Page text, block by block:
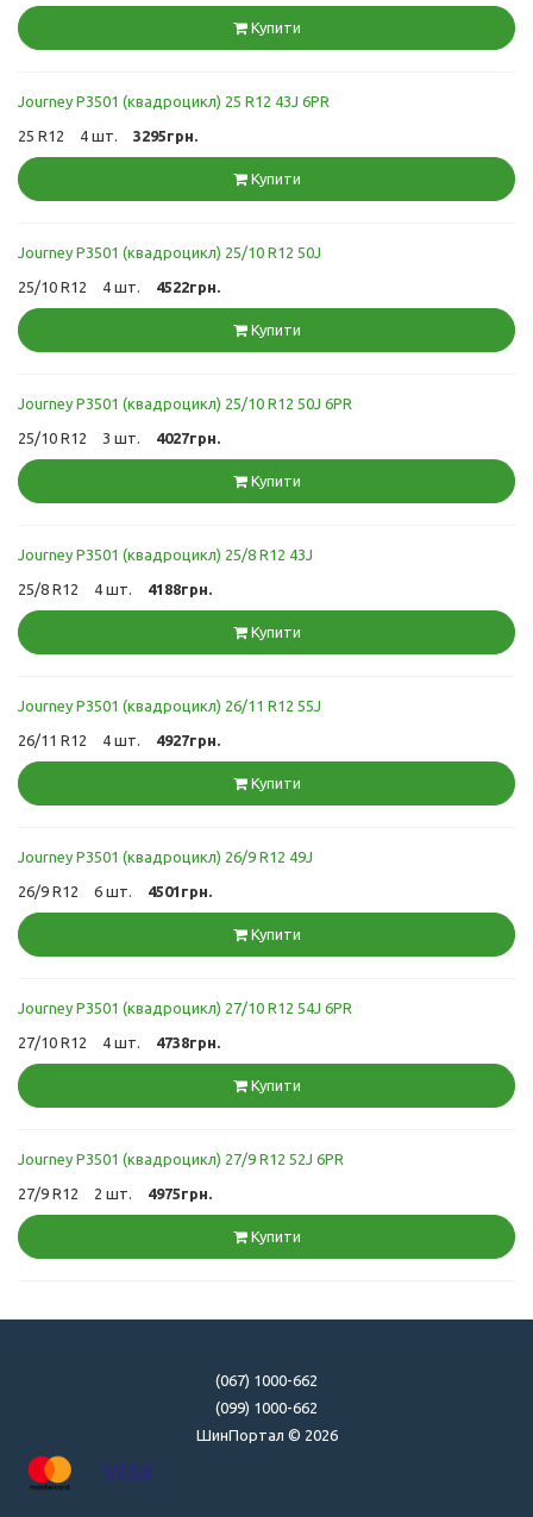
Купити
Journey P3501 (квадроцикл) 25 R12 43J 6PR
25 R12 4 шт. 3295грн.
Купити
Journey P3501 (квадроцикл) 25/10 R12 50J
25/10 R12 4 шт. 4522грн.
Купити
Journey P3501 (квадроцикл) 25/10 R12 50J 6PR
25/10 R12 3 шт. 4027грн.
Купити
Journey P3501 (квадроцикл) 25/8 R12 43J
25/8 R12 4 шт. 4188грн.
Купити
Journey P3501 (квадроцикл) 26/11 R12 55J
26/11 R12 4 шт. 4927грн.
Купити
Journey P3501 (квадроцикл) 26/9 R12 49J
26/9 R12 6 шт. 4501грн.
Купити
Journey P3501 (квадроцикл) 27/10 R12 54J 6PR
27/10 R12 4 шт. 4738грн.
Купити
Journey P3501 (квадроцикл) 27/9 R12 52J 6PR
27/9 R12 2 шт. 4975грн.
Купити
(067) 1000-662
(099) 1000-662
ШинПортал © 2026